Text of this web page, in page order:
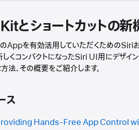
とショートカットの新
Appを有効活用していただくためのSiri
しくコンパクトになったSiri UI用にデザイ
法、その概要をご紹介します。
ス
Hands-Free App Control